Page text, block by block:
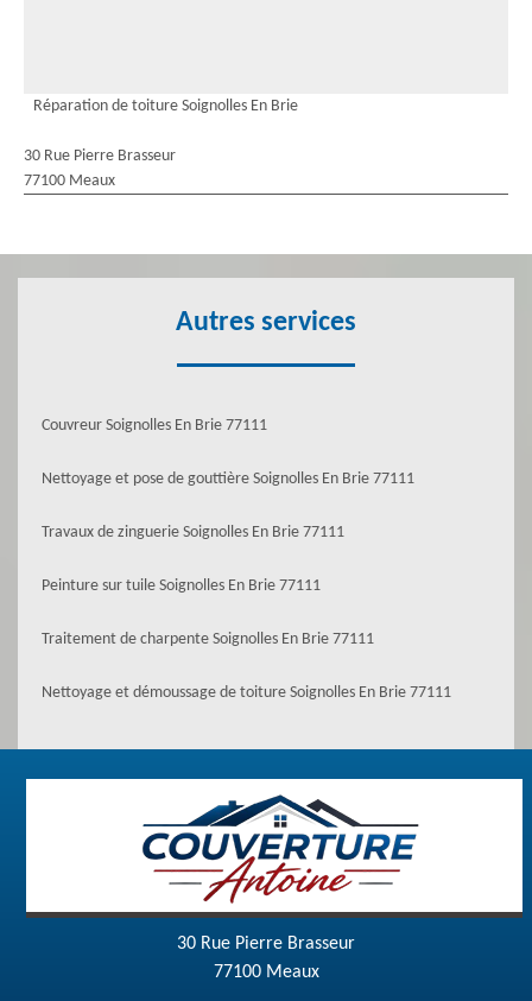
Réparation de toiture Soignolles En Brie
30 Rue Pierre Brasseur
77100 Meaux
Autres services
Couvreur Soignolles En Brie 77111
Nettoyage et pose de gouttière Soignolles En Brie 77111
Travaux de zinguerie Soignolles En Brie 77111
Peinture sur tuile Soignolles En Brie 77111
Traitement de charpente Soignolles En Brie 77111
Nettoyage et démoussage de toiture Soignolles En Brie 77111
30 Rue Pierre Brasseur
77100 Meaux